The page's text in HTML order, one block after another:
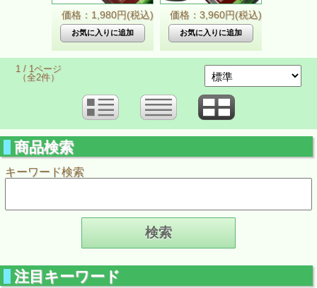
価格：1,980円(税込) 価格：3,960円(税込)
1 / 1ページ
（全2件）
商品検索
キーワード検索
注目キーワード